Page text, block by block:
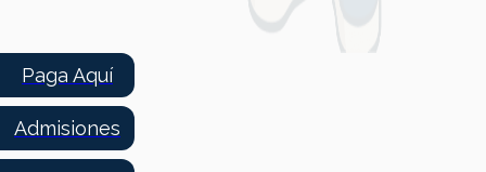
Paga Aquí
Admisiones